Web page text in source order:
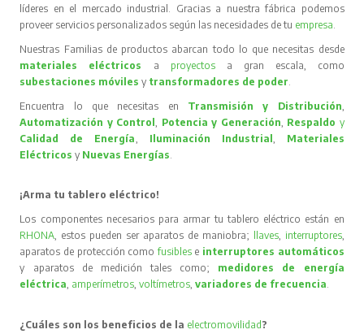
líderes en el mercado industrial. Gracias a nuestra fábrica podemos
proveer servicios personalizados según las necesidades de tu empresa.
Nuestras Familias de productos abarcan todo lo que necesitas desde
materiales eléctricos
a proyectos
a gran escala, como
subestaciones móvilesy transformadores de poder.
Encuentra lo que necesitas en Transmisión y Distribución,
Automatización y Control, Potencia y Generación, Respaldo y
Calidad de Energía, Iluminación Industrial , Materiales
Eléctricos y Nuevas Energías.
¡Arma tu tablero eléctrico!
Los componentes necesarios para armar tu tablero eléctrico están en
RHONA, estos pueden ser aparatos de maniobra; llaves, interruptores,
aparatos de protección comofusibles e interruptores automáticos
y aparatos de medición tales como; medidores de energía
eléctrica, amperímetros,voltímetros,variadores de frecuencia.
¿Cuáles son los beneficios de la electromovilidad ?